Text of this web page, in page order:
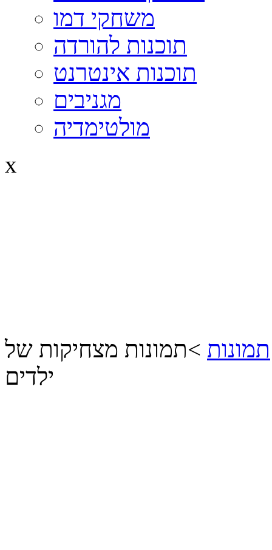
משחקי דמו
תוכנות להורדה
תוכנות אינטרנט
מגניבים
מולטימדיה
x
תמונות >תמונות מצחיקות של
ילדים